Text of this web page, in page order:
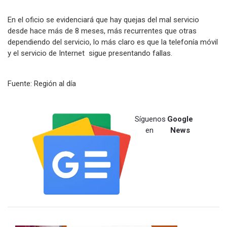
En el oficio se evidenciará que hay quejas del mal servicio
desde hace más de 8 meses, más recurrentes que otras
dependiendo del servicio, lo más claro es que la telefonía móvil
y el servicio de Internet sigue presentando fallas.
Fuente: Región al día
Síguenos
en
Google
News